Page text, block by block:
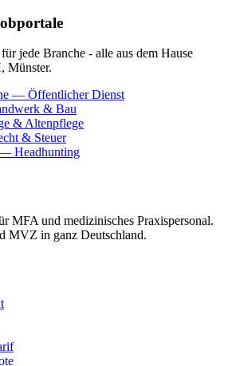
jede Branche - alle aus dem Hause
Münster.
— Öffentlicher Dienst
& Bau
& Altenpflege
& Steuer
Headhunting
MFA und medizinisches Praxispersonal.
MVZ in ganz Deutschland.